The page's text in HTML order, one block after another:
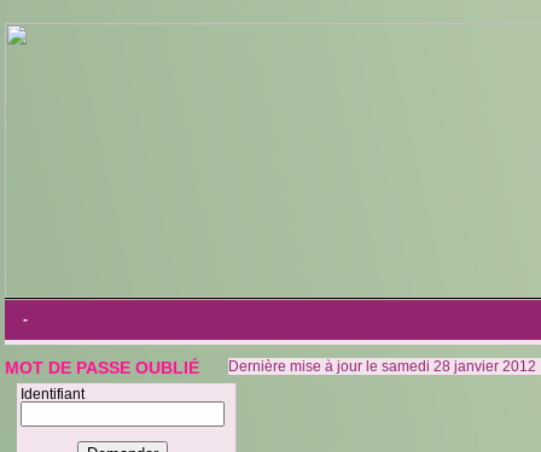
-
MOT DE PASSE OUBLIÉ
Identifiant
Dernière mise à jour le samedi 28 janvier 2012